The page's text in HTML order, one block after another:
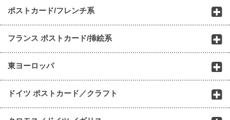
ポストカード/フレンチ系
フランス ポストカード/挿絵系
東ヨーロッパ
ドイツ ポストカード／クラフト